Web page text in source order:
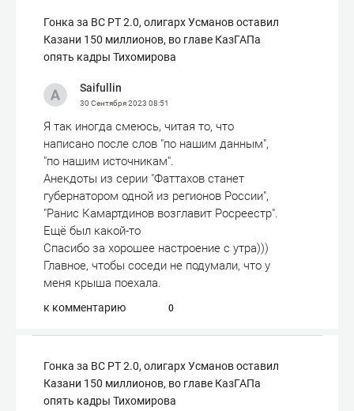
Гонка за ВС РТ 2.0, олигарх Усманов оставил
Казани 150 миллионов, во главе КазГАПа
опять кадры Тихомирова
Saifullin
30 Сентября 2023 08:51
Я так иногда смеюсь, читая то, что
написано после слов "по нашим данным",
"по нашим источникам".
Анекдоты из серии "Фаттахов станет
губернатором одной из регионов России",
"Ранис Камартдинов возглавит Росреестр".
Ещё был какой-то
Спасибо за хорошее настроение с утра)))
Главное, чтобы соседи не подумали, что у
меня крыша поехала.
к комментарию 0
Гонка за ВС РТ 2.0, олигарх Усманов оставил
Казани 150 миллионов, во главе КазГАПа
опять кадры Тихомирова